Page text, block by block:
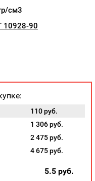
см3
10928-90
110 руб.
1 306 руб.
2 475 руб.
4 675 руб.
5.5 руб.